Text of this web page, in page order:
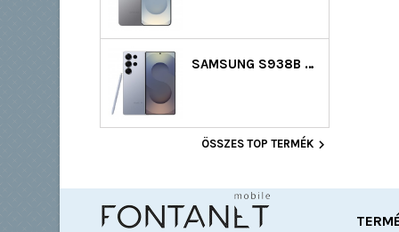
SAMSUNG S938B GALAXY S25 ULTRA 5G DS 256GB (12GB RAM) - VILÁGOSKÉK
ÖSSZES TOP TERMÉK